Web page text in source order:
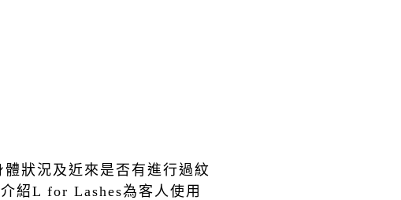
狀況及近來是否有進行過紋
紹L for Lashes為客人使用